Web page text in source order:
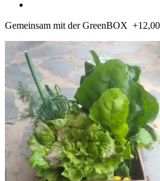
Gemeinsam mit der GreenBOX